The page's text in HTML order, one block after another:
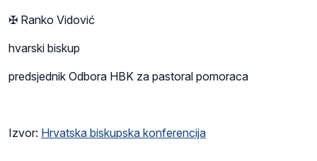
✠ Ranko Vidović
hvarski biskup
predsjednik Odbora HBK za pastoral pomoraca
Izvor: Hrvatska biskupska konferencija